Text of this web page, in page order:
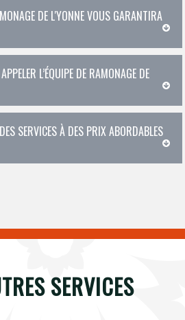
DE L'YONNE VOUS GARANTIRA
L’ÉQUIPE DE RAMONAGE DE
SERVICES À DES PRIX ABORDABLES
SERVICES